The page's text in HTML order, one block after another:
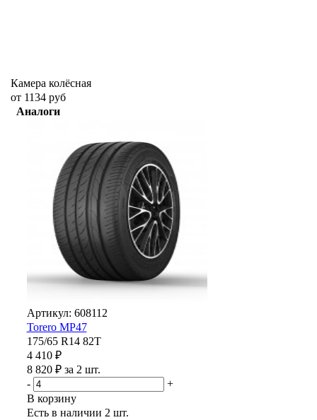
Камера колёсная
от 1134 руб
Аналоги
Артикул: 608112
Torero MP47
175/65 R14 82T
4 410 ₽
8 820 ₽ за 2 шт.
-
+
В корзину
Есть в наличии 2 шт.